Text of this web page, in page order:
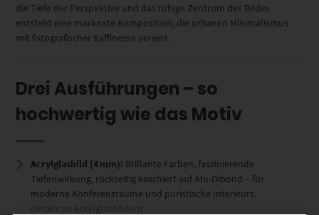
die Tiefe der Perspektive und das ruhige Zentrum des Bildes
entsteht eine markante Komposition, die urbanen Minimalismus
mit fotografischer Raffinesse vereint.
Drei Ausführungen – so
hochwertig wie das Motiv
Acrylglasbild (4 mm): Brillante Farben, faszinierende
Tiefenwirkung, rückseitig kaschiert auf Alu-Dibond – für
moderne Konferenzräume und puristische Interieurs.
Details zu Acrylglasbildern